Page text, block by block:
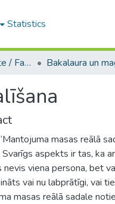
Statistics
A -- Juridiskā fakultāte / Faculty of Law
masas reālā
aspekts ir tas, ka
nevis viena persona, bet
vai nu labprātīgi, vai
masas reālā sadale